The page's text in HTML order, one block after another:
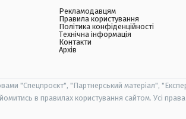
Рекламодавцям
Правила користування
Політика конфіденційності
Технічна інформація
Контакти
Архів
"Спецпроєкт", "Партнерський матеріал",
в правилах користування сайтом. Усі